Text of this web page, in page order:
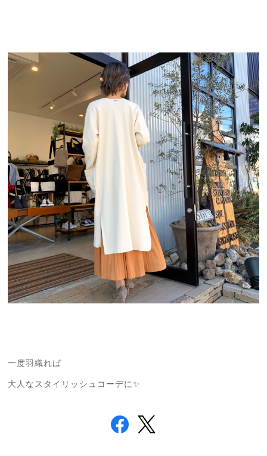
一度羽織れば
大人なスタイリッシュコーデに✨